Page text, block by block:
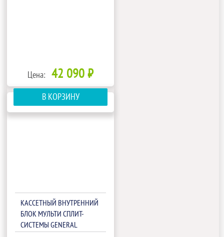
Цена: 42 090 ₽
В КОРЗИНУ
КАССЕТНЫЙ ВНУТРЕННИЙ
БЛОК МУЛЬТИ СПЛИТ-
СИСТЕМЫ GENERAL